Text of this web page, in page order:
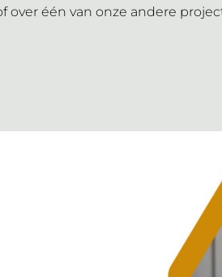
één van onze andere